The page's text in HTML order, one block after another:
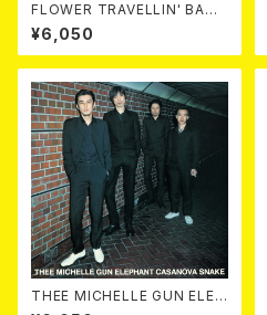
FLOWER TRAVELLIN' BAND
¥6,050
THEE MICHELLE GUN ELEP